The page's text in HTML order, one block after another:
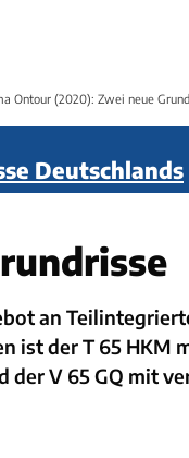
Ontour (2020): Zwei neue
Deutschlands
an
ist der T 65 HKM
der V 65 GQ mit